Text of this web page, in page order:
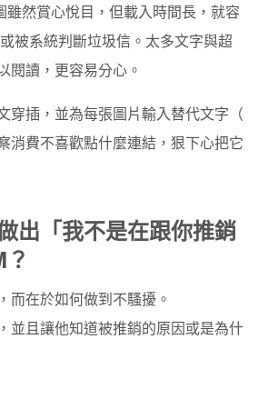
雖然賞心悅目，但載入時間長，就容
被系統判斷垃圾信。太多文字與超
閱讀，更容易分心。
穿插，並為每張圖片輸入替代文字（
消費不喜歡點什麼連結，狠下心把它
出「我不是在跟你推銷
而在於如何做到不騷擾。
並且讓他知道被推銷的原因或是為什